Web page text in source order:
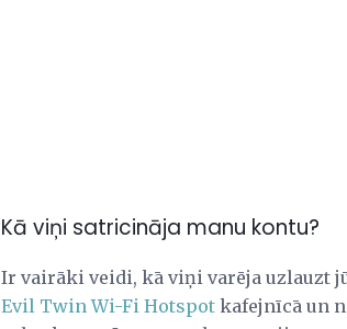
Kā viņi satricināja manu kontu?
Ir vairāki veidi, kā viņi varēja uzlauzt
Evil Twin Wi-Fi Hotspot kafejnīcā un